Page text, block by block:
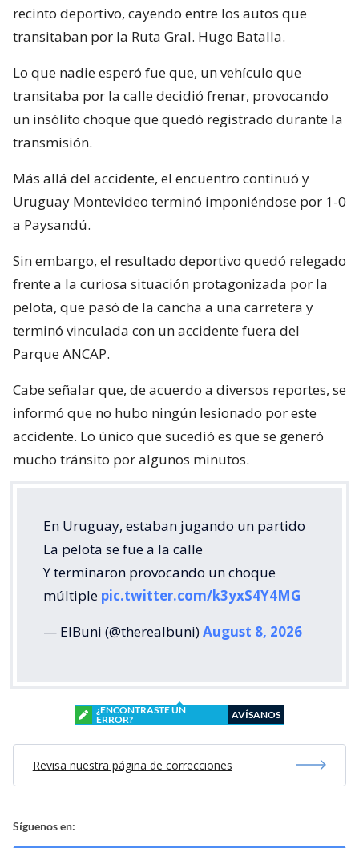
recinto deportivo, cayendo entre los autos que
transitaban por la Ruta Gral. Hugo Batalla.
Lo que nadie esperó fue que, un vehículo que
transitaba por la calle decidió frenar, provocando
un insólito choque que quedó registrado durante la
transmisión.
Más allá del accidente, el encuentro continuó y
Uruguay Montevideo terminó imponiéndose por 1-0
a Paysandú.
Sin embargo, el resultado deportivo quedó relegado
frente a la curiosa situación protagonizada por la
pelota, que pasó de la cancha a una carretera y
terminó vinculada con un accidente fuera del
Parque ANCAP.
Cabe señalar que, de acuerdo a diversos reportes, se
informó que no hubo ningún lesionado por este
accidente. Lo único que sucedió es que se generó
mucho tránsito por algunos minutos.
En Uruguay, estaban jugando un partido
La pelota se fue a la calle
Y terminaron provocando un choque
múltiple pic.twitter.com/k3yxS4Y4MG
— ElBuni (@therealbuni)August 8, 2026
¿ENCONTRASTE UN
ERROR?
AVÍSANOS
Revisa nuestra página de correcciones
Síguenos en: